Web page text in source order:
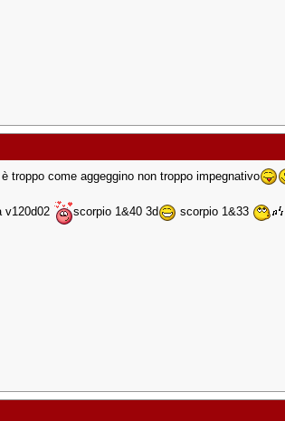
troppo come aggeggino non troppo impegnativo
v120d02 scorpio 1&40 3d scorpio 1&33